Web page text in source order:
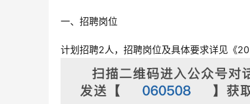
一、招聘岗位
计划招聘2人，招聘岗位及具体要求详见《